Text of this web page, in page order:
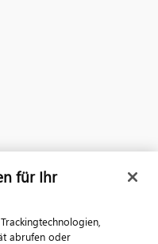
uns
für Ihr
abrufen oder